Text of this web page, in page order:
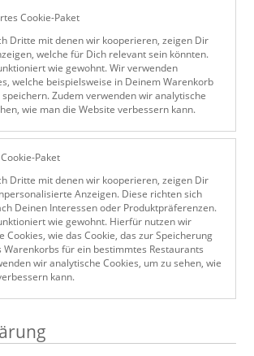
Cookie-Paket
Dritte mit denen wir kooperieren, zeigen Dir
welche für Dich relevant sein könnten.
wie gewohnt. Wir verwenden
welche beispielsweise in Deinem Warenkorb
Zudem verwenden wir analytische
wie man die Website verbessern kann.
Paket
Dritte mit denen wir kooperieren, zeigen Dir
Anzeigen. Diese richten sich
Deinen Interessen oder Produktpräferenzen.
wie gewohnt. Hierfür nutzen wir
Cookies, wie das Cookie, das zur Speicherung
Warenkorbs für ein bestimmtes Restaurants
wir analytische Cookies, um zu sehen, wie
kann.